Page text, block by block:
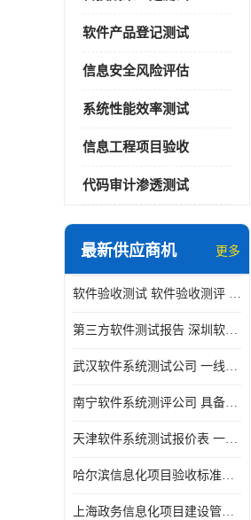
软件产品登记测试
信息安全风险评估
系统性能效率测试
信息工程项目验收
代码审计渗透测试
最新供应商机 更多
软件验收测试 软件验收测评 软件确认测试标准及测试方法
第三方软件测试报告 深圳软件测评报告 安全验收测试报告
武汉软件系统测试公司 一线实验室 测试大概是需要多久时间呢
南宁软件系统测评公司 具备CMA/CNAS资质 出具正规测试报告
天津软件系统测试报价表 一线实验室 了解更多的测试信息
哈尔滨信息化项目验收标准单位
上海政务信息化项目建设管理办法价格